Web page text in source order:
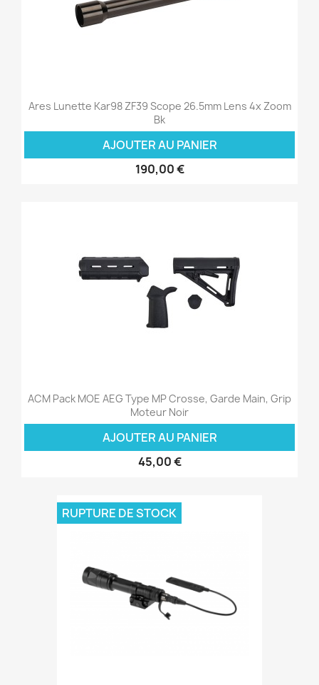
Ares Lunette Kar98 ZF39 Scope 26.5mm Lens 4x Zoom
Bk
AJOUTER AU PANIER
190,00 €
ACM Pack MOE AEG Type MP Crosse, Garde Main, Grip
Moteur Noir
AJOUTER AU PANIER
45,00 €
RUPTURE DE STOCK